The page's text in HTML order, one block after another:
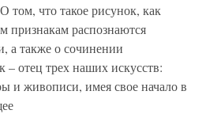
что такое рисунок, как
признакам распознаются
а также о сочинении
– отец трех наших искусств:
и живописи, имея свое начало в